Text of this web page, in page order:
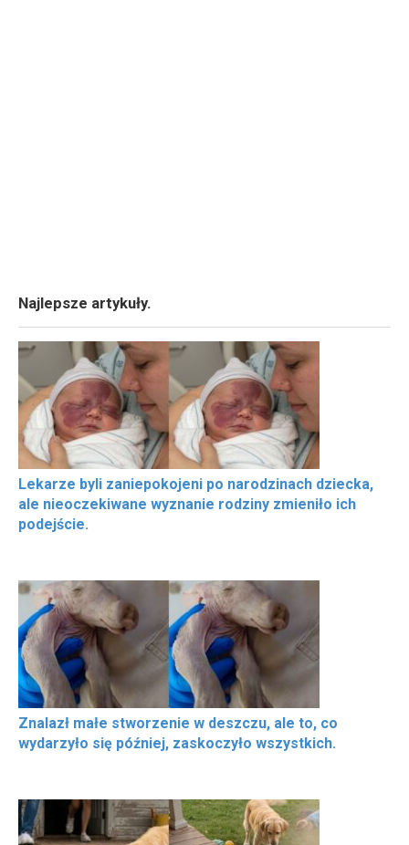
Najlepsze artykuły.
Lekarze byli zaniepokojeni po narodzinach dziecka,
ale nieoczekiwane wyznanie rodziny zmieniło ich
podejście.
Znalazł małe stworzenie w deszczu, ale to, co
wydarzyło się później, zaskoczyło wszystkich.